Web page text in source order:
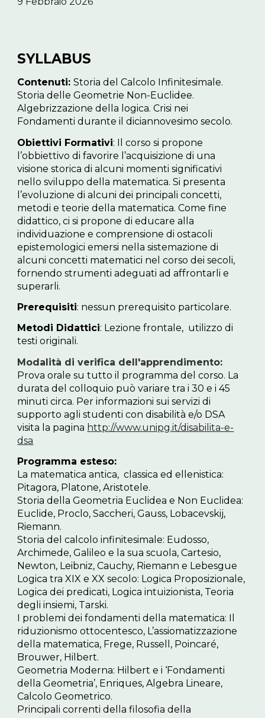
SYLLABUS
Contenuti:Storia del Calcolo Infinitesimale.
Storia delle Geometrie Non-Euclidee.
Algebrizzazione della logica. Crisi nei
Fondamenti durante il diciannovesimo secolo.
Obiettivi Formativi: Il corso si propone
l’obbiettivo di favorire l’acquisizione di una
visione storica di alcuni momenti significativi
nello sviluppo della matematica. Si presenta
l’evoluzione di alcuni dei principali concetti,
metodi e teorie della matematica. Come fine
didattico, ci si propone di educare alla
individuazione e comprensione di ostacoli
epistemologici emersi nella sistemazione di
alcuni concetti matematici nel corso dei secoli,
fornendo strumenti adeguati ad affrontarli e
superarli.
Prerequisiti: nessun prerequisito particolare.
Metodi Didattici: Lezione frontale, utilizzo di
testi originali.
Modalità di verifica dell'apprendimento:
Prova orale su tutto il programma del corso. La
durata del colloquio può variare tra i 30 e i 45
minuti circa. Per informazioni sui servizi di
supporto agli studenti con disabilità e/o DSA
visita la pagina http://www.unipg.it/disabilita-e-
dsa
Programma esteso:
La matematica antica, classica ed ellenistica:
Pitagora, Platone, Aristotele.
Storia della Geometria Euclidea e Non Euclidea:
Euclide, Proclo, Saccheri, Gauss, Lobacevskij,
Riemann.
Storia del calcolo infinitesimale: Eudosso,
Archimede, Galileo e la sua scuola, Cartesio,
Newton, Leibniz, Cauchy, Riemann e Lebesgue
Logica tra XIX e XX secolo: Logica Proposizionale,
Logica dei predicati, Logica intuizionista, Teoria
degli insiemi, Tarski.
I problemi dei fondamenti della matematica: Il
riduzionismo ottocentesco, L’assiomatizzazione
della matematica, Frege, Russell, Poincaré,
Brouwer, Hilbert.
Geometria Moderna: Hilbert e i ‘Fondamenti
della Geometria’, Enriques, Algebra Lineare,
Calcolo Geometrico.
Principali correnti della filosofia della